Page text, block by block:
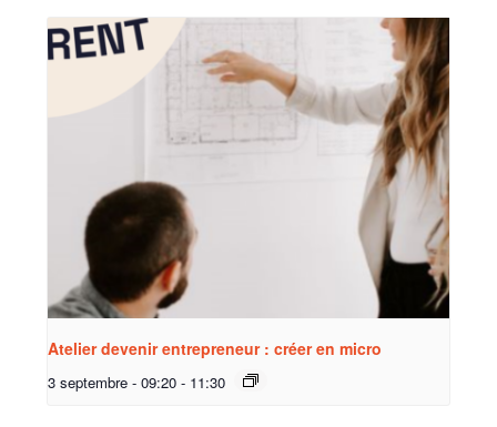
Atelier devenir entrepreneur : créer en micro
3 septembre - 09:20 - 11:30